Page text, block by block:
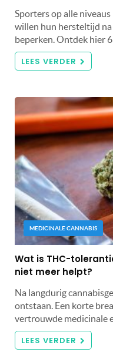
Sporters op alle
willen hun hersteltijd
beperken. Ontdek hier
LEES VERDER
MEDICINALE CANNABIS
Wat is THC-
niet meer helpt?
Na langdurig
ontstaan. Een korte
vertrouwde medicinale
LEES VERDER